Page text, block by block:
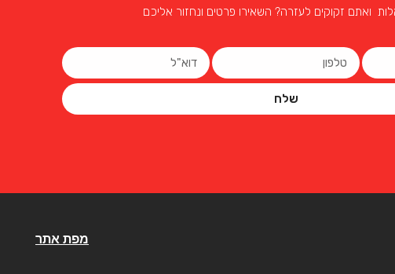
ואתם זקוקים לעזרה? השאירו פרטים ונחזור אליכם
שלח
מפת אתר